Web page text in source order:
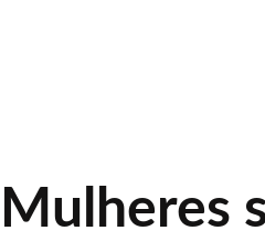
Mulheres